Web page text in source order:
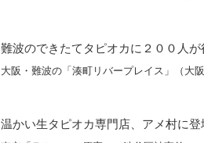
難波のできたてタピオカに２００人が
大阪・難波の「湊町リバープレイス」（大
温かい生タピオカ専門店、アメ村に登